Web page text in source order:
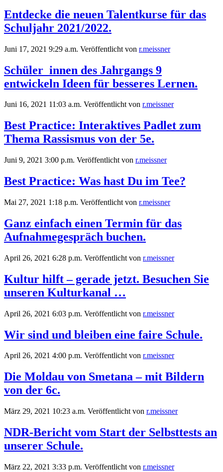
Entdecke die neuen Talentkurse für das
Schuljahr 2021/2022.
Juni 17, 2021 9:29 a.m. Veröffentlicht von r.meissner
Schüler_innen des Jahrgangs 9
entwickeln Ideen für besseres Lernen.
Juni 16, 2021 11:03 a.m. Veröffentlicht von r.meissner
Best Practice: Interaktives Padlet zum
Thema Rassismus von der 5e.
Juni 9, 2021 3:00 p.m. Veröffentlicht von r.meissner
Best Practice: Was hast Du im Tee?
Mai 27, 2021 1:18 p.m. Veröffentlicht von r.meissner
Ganz einfach einen Termin für das
Aufnahmegespräch buchen.
April 26, 2021 6:28 p.m. Veröffentlicht von r.meissner
Kultur hilft – gerade jetzt. Besuchen Sie
unseren Kulturkanal …
April 26, 2021 6:03 p.m. Veröffentlicht von r.meissner
Wir sind und bleiben eine faire Schule.
April 26, 2021 4:00 p.m. Veröffentlicht von r.meissner
Die Moldau von Smetana – mit Bildern
von der 6c.
März 29, 2021 10:23 a.m. Veröffentlicht von r.meissner
NDR-Bericht vom Start der Selbsttests an
unserer Schule.
März 22, 2021 3:33 p.m. Veröffentlicht von r.meissner